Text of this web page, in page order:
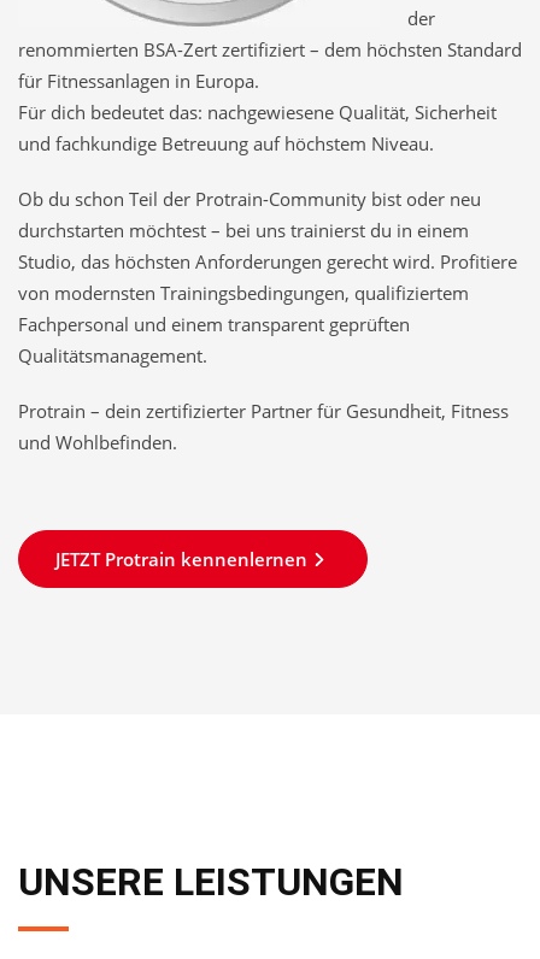
der
renommierten BSA-Zert zertifiziert – dem höchsten Standard
für Fitnessanlagen in Europa.
Für dich bedeutet das: nachgewiesene Qualität, Sicherheit
und fachkundige Betreuung auf höchstem Niveau.
Ob du schon Teil der Protrain-Community bist oder neu
durchstarten möchtest – bei uns trainierst du in einem
Studio, das höchsten Anforderungen gerecht wird. Profitiere
von modernsten Trainingsbedingungen, qualifiziertem
Fachpersonal und einem transparent geprüften
Qualitätsmanagement.
Protrain – dein zertifizierter Partner für Gesundheit, Fitness
und Wohlbefinden.
JETZT Protrain kennenlernen
UNSERE LEISTUNGEN